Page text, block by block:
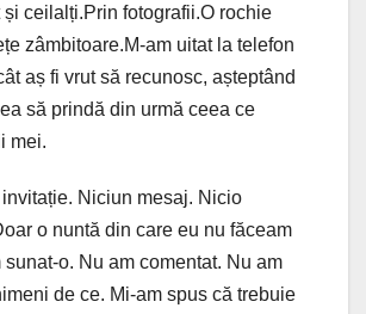
și ceilalți.Prin fotografii.O rochie
zâmbitoare.M-am uitat la telefon
aș fi vrut să recunosc, așteptând
să prindă din urmă ceea ce
mei.
Niciun mesaj. Nicio
o nuntă din care eu nu făceam
sunat-o. Nu am comentat. Nu am
de ce. Mi-am spus că trebuie